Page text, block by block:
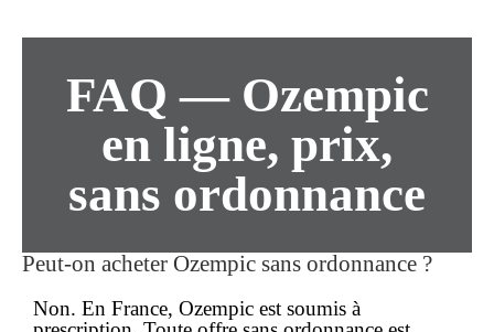
FAQ — Ozempic
en ligne, prix,
sans ordonnance
Peut-on acheter Ozempic sans ordonnance ?
Non. En France, Ozempic est soumis à